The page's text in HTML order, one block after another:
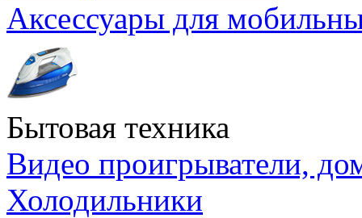
Аксессуары для
Бытовая техника
Видео проигрыватели,
Холодильники